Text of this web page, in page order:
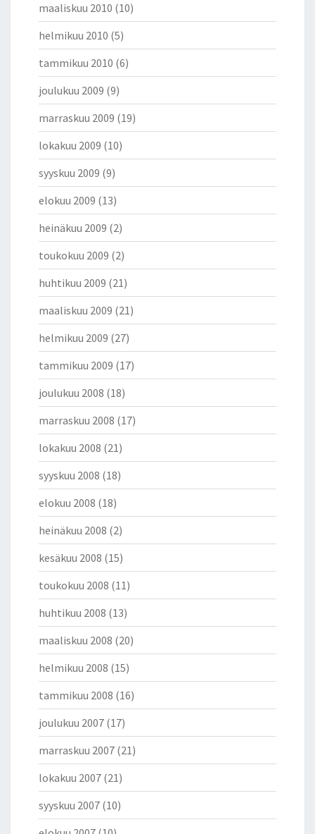
maaliskuu 2010 (10)
helmikuu 2010 (5)
tammikuu 2010 (6)
joulukuu 2009 (9)
marraskuu 2009 (19)
lokakuu 2009 (10)
syyskuu 2009 (9)
elokuu 2009 (13)
heinäkuu 2009 (2)
toukokuu 2009 (2)
huhtikuu 2009 (21)
maaliskuu 2009 (21)
helmikuu 2009 (27)
tammikuu 2009 (17)
joulukuu 2008 (18)
marraskuu 2008 (17)
lokakuu 2008 (21)
syyskuu 2008 (18)
elokuu 2008 (18)
heinäkuu 2008 (2)
kesäkuu 2008 (15)
toukokuu 2008 (11)
huhtikuu 2008 (13)
maaliskuu 2008 (20)
helmikuu 2008 (15)
tammikuu 2008 (16)
joulukuu 2007 (17)
marraskuu 2007 (21)
lokakuu 2007 (21)
syyskuu 2007 (10)